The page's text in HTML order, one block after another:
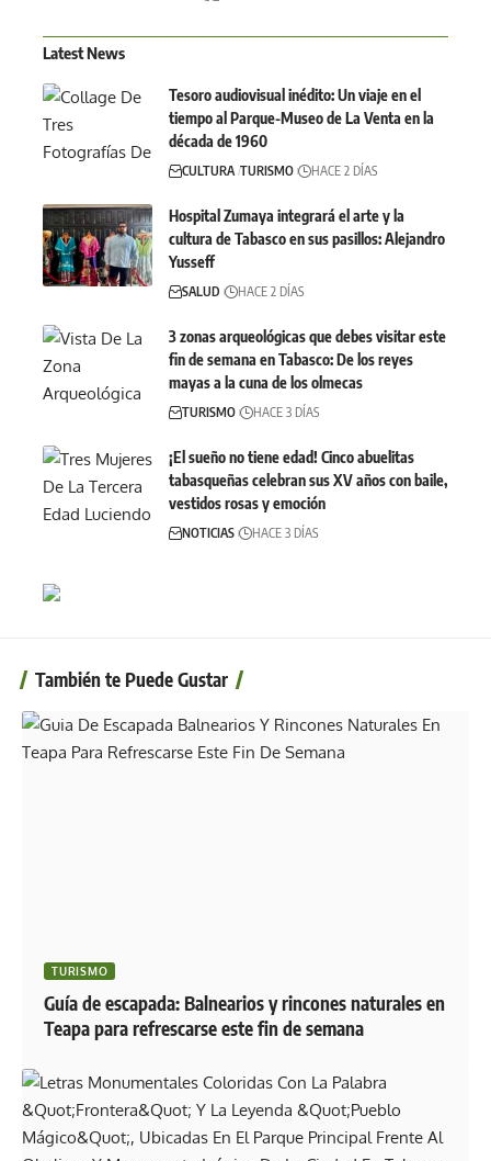
Latest News
Tesoro audiovisual inédito: Un viaje en el
tiempo al Parque-Museo de La Venta en la
década de 1960
CULTURA TURISMO HACE 2 DÍAS
Hospital Zumaya integrará el arte y la
cultura de Tabasco en sus pasillos: Alejandro
Yusseff
SALUD HACE 2 DÍAS
3 zonas arqueológicas que debes visitar este
fin de semana en Tabasco: De los reyes
mayas a la cuna de los olmecas
TURISMO HACE 3 DÍAS
¡El sueño no tiene edad! Cinco abuelitas
tabasqueñas celebran sus XV años con baile,
vestidos rosas y emoción
NOTICIAS HACE 3 DÍAS
También te Puede Gustar
TURISMO
Guía de escapada: Balnearios y rincones naturales en
Teapa para refrescarse este fin de semana